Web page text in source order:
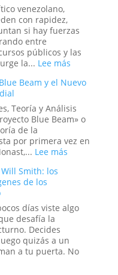
Tiempo
Infinito
y
Ciclo
Eterno
la
venezolano,
con rapidez,
si hay fuerzas
entre
públicos y las
la... Lee más:
Mano
Masonería
y
Esotérico
Venezuela
Beam y el Nuevo
Teoría y Análisis
Blue Beam» o
de la
por primera vez en
Lee más:
y
el
Orden
Mundial
Smith: los
de los
días viste algo
desafía la
Decides
quizás a un
a tu puerta. No